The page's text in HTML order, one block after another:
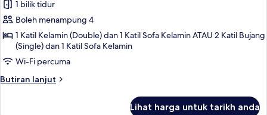
untuk
Junior
Suite
adultos
+
1 bilik tidur
Boleh menampung 4
1 Katil Kelamin (Double) dan 1 Katil Sofa Kelamin ATAU 2 Katil Bujang
(Single) dan 1 Katil Sofa Kelamin
Wi-Fi percuma
Butiran lanjut
Butiran
Lihat harga untuk tarikh anda